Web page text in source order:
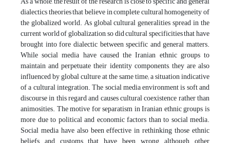
dialectics theories that believe in complete cultural homogeneity of
the globalized world. As global cultural generalities spread in the
current world of globalization, so did cultural specificities that have
brought into fore dialectic between specific and general matters.
While social media have caused the Iranian ethnic groups to
maintain and perpetuate their identity components, they are also
influenced by global culture at the same time; a situation indicative
of a cultural integration. The social media environment is soft and
discourse in this regard and causes cultural coexistence rather than
animosities. The motive for separatism in Iranian ethnic groups is
more due to political and economic factors than to social media.
Social media have also been effective in rethinking those ethnic